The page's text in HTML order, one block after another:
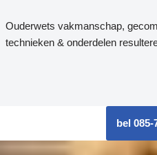
Ouderwets vakmanschap,
technieken & onderdelen
bel 085-